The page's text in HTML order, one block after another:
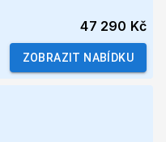
47 290 Kč
ZOBRAZIT NABÍDKU